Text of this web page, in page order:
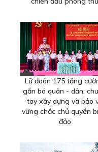
Lữ đoàn 175 tăng
gắn bó quân - dân,
tay xây dựng và bảo
vững chắc chủ quyền
đảo